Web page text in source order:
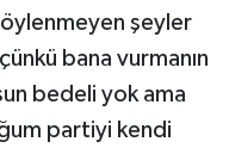
şeyler
bana vurmanın
bedeli yok ama
partiyi kendi